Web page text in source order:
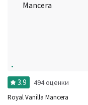
3.9 494 оценки
Royal Vanilla Mancera